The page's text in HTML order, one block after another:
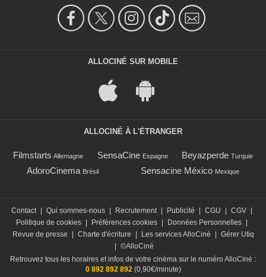
ALLOCINÉ SUR MOBILE
ALLOCINÉ À L'ÉTRANGER
Filmstarts Allemagne SensaCine Espagne Beyazperde Turquie
AdoroCinema Brésil Sensacine México Mexique
Contact Qui sommes-nous Recrutement Publicité CGU CGV
Politique de cookies
Préférences cookies Données Personnelles
Revue de presse
Charte d'écriture Les services AlloCiné
Gérer Utiq
©AlloCiné
Retrouvez tous les horaires et infos de votre cinéma sur le numéro AlloCiné :
0 892 892 892(0,90€/minute)